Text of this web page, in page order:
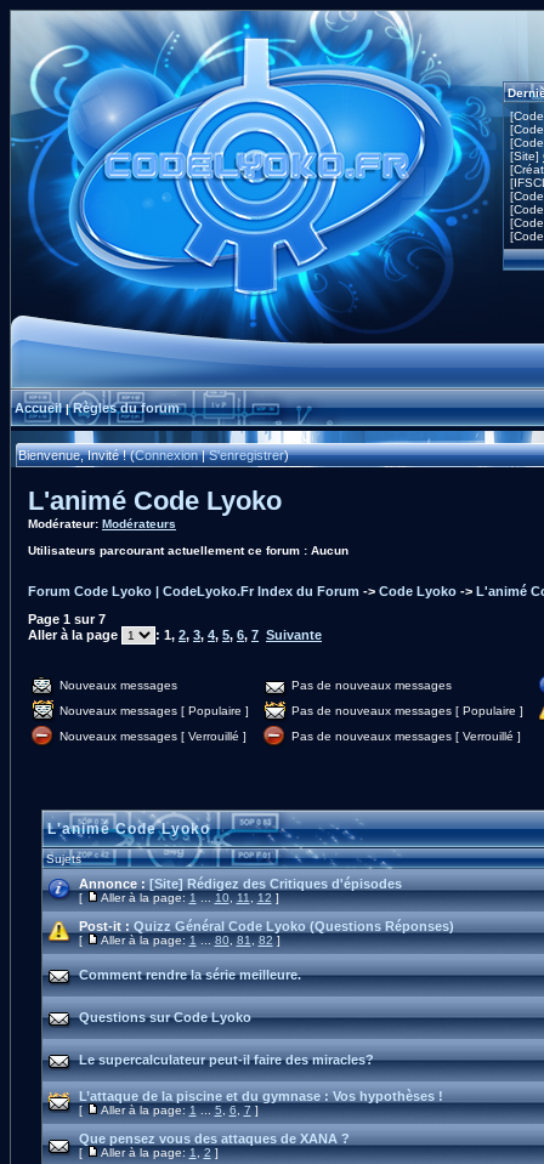
[Site]
Accueil|Règles du forum
Bienvenue, Invité ! (Connexion|S'enregistrer)
L'animé Code Lyoko
Modérateur: Modérateurs
Utilisateurs parcourant actuellement ce forum : Aucun
Forum Code Lyoko | CodeLyoko.Fr Index du Forum -> Code Lyoko -> L'animé
Page 1 sur7
Aller à la page
: 1, 2, 3, 4, 5, 6, 7 Suivante
Nouveaux messages
Pas de nouveaux messages
Nouveaux messages [ Populaire ]
Pas de nouveaux messages [ Populaire ]
Nouveaux messages [ Verrouillé ]
Pas de nouveaux messages [ Verrouillé ]
L'animé Code Lyoko
Sujets
Annonce : [Site] Rédigez des Critiques d'épisodes
[ Aller à la page:1...10,11,12]
Post-it : Quizz Général Code Lyoko (Questions Réponses)
[ Aller à la page:1...80,81,82]
Comment rendre la série meilleure.
Questions sur Code Lyoko
Le supercalculateur peut-il faire des miracles?
L’attaque de la piscine et du gymnase : Vos hypothèses !
[ Aller à la page:1...5,6,7]
Que pensez vous des attaques de XANA ?
[ Aller à la page:1,2]